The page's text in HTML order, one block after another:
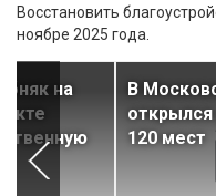
Восстановить
ноябре 2025 года.
на
В
открылся
120 мест